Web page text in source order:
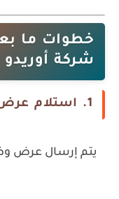
خطوات ما
شركة أوريدو
1. استلام عرض العمل
يتم إرسال عرض